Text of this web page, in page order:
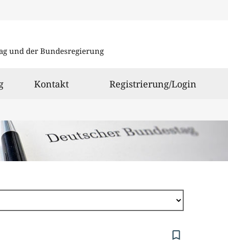
und der Bundesregierung
Kontakt Registrierung/Login